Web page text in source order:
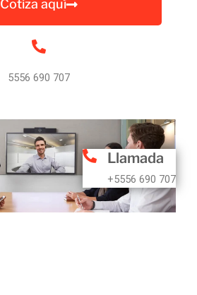
Cotiza aquí
5556 690 707
Llamada
+5556 690 707